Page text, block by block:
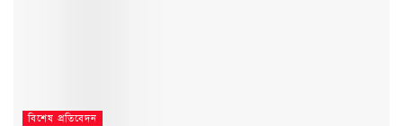
বিশেষ প্রতিবেদন